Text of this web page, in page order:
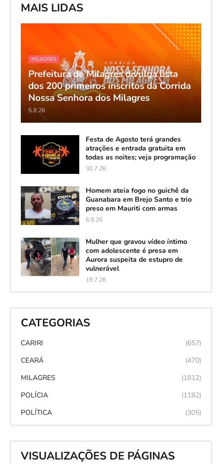
MAIS LIDAS
MILAGRES
Prefeitura de Milagres divulga lista
dos 200 primeiros inscritos da Corrida
Nossa Senhora dos Milagres
5.8.26
Festa de Agosto terá grandes
atrações e entrada gratuita em
todas as noites; veja programação
30.7.26
Homem ateia fogo no guichê da
Guanabara em Brejo Santo e trio
preso em Mauriti com armas
6.8.26
Mulher que gravou vídeo íntimo
com adolescente é presa em
Aurora suspeita de estupro de
vulnerável
19.7.26
CATEGORIAS
CARIRI
(657)
CEARÁ
(470)
MILAGRES
(1812)
POLÍCIA
(1182)
POLÍTICA
(305)
VISUALIZAÇÕES DE PÁGINAS